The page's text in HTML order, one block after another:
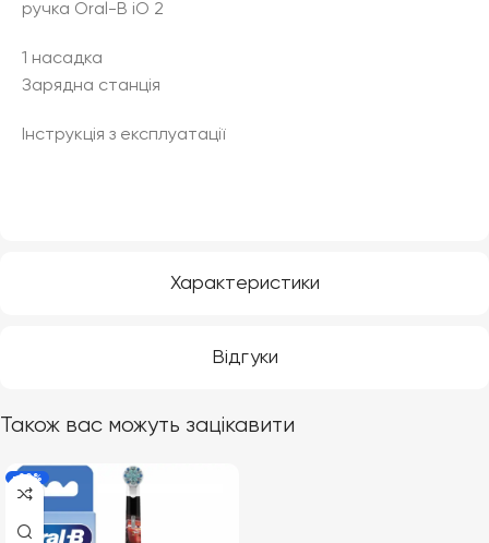
Характеристики
Відгуки
ручка Oral-B iO 2
1 насадка
Зарядна станція
Інструкція з експлуатації
Також вас можуть зацікавити
-20%